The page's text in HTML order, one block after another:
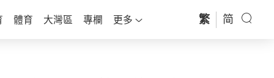
體育 大灣區 專欄 更多 繁 简